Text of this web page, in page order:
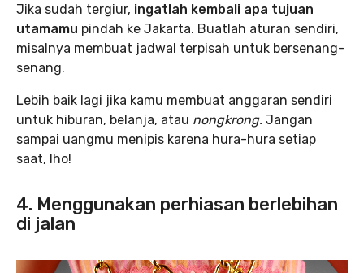
Jika sudah tergiur, ingatlah kembali apa tujuan
utamamu pindah ke Jakarta. Buatlah aturan sendiri,
misalnya membuat jadwal terpisah untuk bersenang-
senang.
Lebih baik lagi jika kamu membuat anggaran sendiri
untuk hiburan, belanja, atau nongkrong. Jangan
sampai uangmu menipis karena hura-hura setiap
saat, lho!
4. Menggunakan perhiasan berlebihan
di jalan